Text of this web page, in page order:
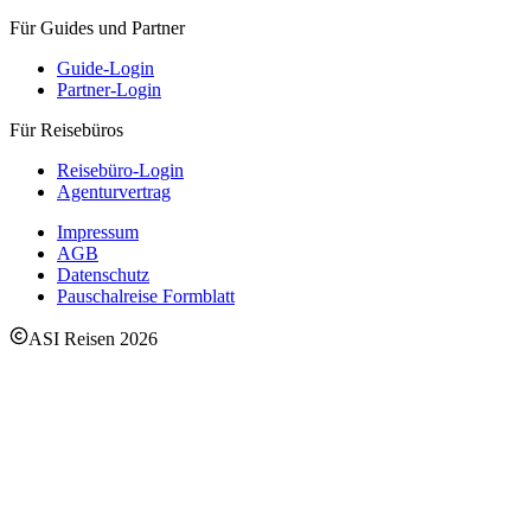
Für Guides und Partner
Guide-Login
Partner-Login
Für Reisebüros
Reisebüro-Login
Agenturvertrag
Impressum
AGB
Datenschutz
Pauschalreise Formblatt
ASI Reisen 2026